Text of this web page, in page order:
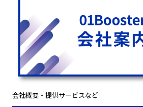
会社概要・提供サービスなど